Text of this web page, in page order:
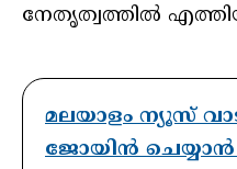
നേതൃത്വത്തിൽ
മലയാളം ന്യൂസ്
ജോയിൻ ചെയ്യാൻ